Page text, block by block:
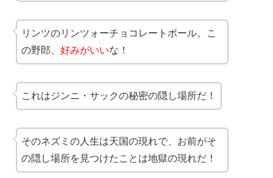
リンツのリンツォーチョコレートボール。こ
の野郎、 好みがいいな！
これはジンニ・サックの秘密の隠し場所だ！
そのネズミの人生は天国の現れで、お前がそ
の隠し場所を見つけたことは地獄の現れだ！